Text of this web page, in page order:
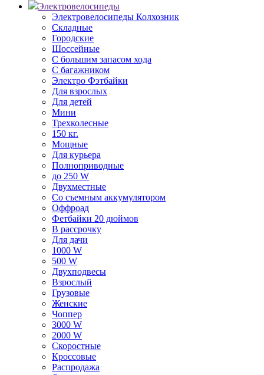
Электровелосипеды
Электровелосипеды Колхозник
Складные
Городские
Шоссейные
С большим запасом хода
С багажником
Электро Фэтбайки
Для взрослых
Для детей
Мини
Трехколесные
150 кг.
Мощные
Для курьера
Полноприводные
до 250 W
Двухместные
Со съемным аккумулятором
Оффроад
Фетбайки 20 дюймов
В рассрочку
Для дачи
1000 W
500 W
Двухподвесы
Взрослый
Грузовые
Женские
Чоппер
3000 W
2000 W
Скоростные
Кроссовые
Распродажа